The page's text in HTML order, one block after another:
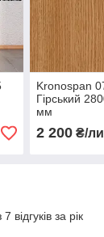
Kronospan
Гірський
мм
2 200₴/
відгуків за рік